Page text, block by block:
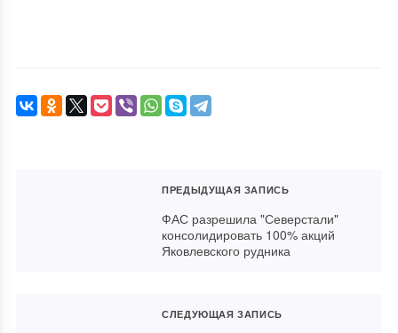
ПРЕДЫДУЩАЯ ЗАПИСЬ
ФАС разрешила "Северстали"
консолидировать 100% акций
Яковлевского рудника
СЛЕДУЮЩАЯ ЗАПИСЬ